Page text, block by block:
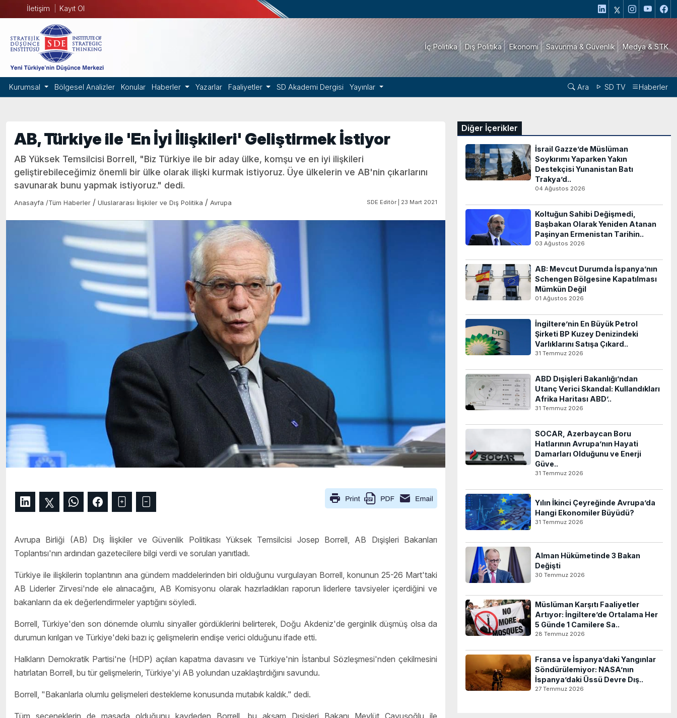
İletişim Kayıt Ol
İç Politika Dış Politika Ekonomi Savunma & Güvenlik Medya & STK
Kurumsal Bölgesel Analizler Konular Haberler Yazarlar Faaliyetler SD Akademi Dergisi Yayınlar Ara SD TV Haberler
AB, Türkiye ile 'En İyi İlişkileri' Geliştirmek İstiyor
AB Yüksek Temsilcisi Borrell, "Biz Türkiye ile bir aday ülke, komşu ve en iyi ilişkileri
geliştirebileceğimiz önemli bir ülke olarak ilişki kurmak istiyoruz. Üye ülkelerin ve AB'nin çıkarlarını
savunarak bunu yapmak istiyoruz." dedi.
Anasayfa /Tüm Haberler / Uluslararası İlişkiler ve Dış Politika / Avrupa SDE Editör | 23 Mart 2021
Avrupa Birliği (AB) Dış İlişkiler ve Güvenlik Politikası Yüksek Temsilcisi Josep Borrell, AB Dışişleri Bakanları
Toplantısı'nın ardından gazetecilere bilgi verdi ve soruları yanıtladı.
Türkiye ile ilişkilerin toplantının ana gündem maddelerinden biri olduğunu vurgulayan Borrell, konunun 25-26 Mart'taki
AB Liderler Zirvesi'nde ele alınacağını, AB Komisyonu olarak hazırladıkları raporun liderlere tavsiyeler içerdiğini ve
bakanların da ek değerlendirmeler yaptığını söyledi.
Borrell, Türkiye'den son dönemde olumlu sinyaller gördüklerini belirterek, Doğu Akdeniz'de gerginlik düşmüş olsa da
durumun kırılgan ve Türkiye'deki bazı iç gelişmelerin endişe verici olduğunu ifade etti.
Halkların Demokratik Partisi'ne (HDP) açılan kapatma davasını ve Türkiye'nin İstanbul Sözleşmesi'nden çekilmesini
hatırlatan Borrell, bu tür gelişmelerin, Türkiye'yi AB yolundan uzaklaştırdığını savundu.
Borrell, "Bakanlarla olumlu gelişmeleri destekleme konusunda mutabık kaldık." dedi.
Diğer İçerikler
İsrail Gazze’de Müslüman
Soykırımı Yaparken Yakın
Destekçisi Yunanistan Batı
Trakya’d..
04 Ağustos 2026
Koltuğun Sahibi Değişmedi,
Başbakan Olarak Yeniden Atanan
Paşinyan Ermenistan Tarihin..
03 Ağustos 2026
AB: Mevcut Durumda İspanya’nın
Schengen Bölgesine Kapatılması
Mümkün Değil
01 Ağustos 2026
İngiltere’nin En Büyük Petrol
Şirketi BP Kuzey Denizindeki
Varlıklarını Satışa Çıkard..
31 Temmuz 2026
ABD Dışişleri Bakanlığı’ndan
Utanç Verici Skandal: Kullandıkları
Afrika Haritası ABD’..
31 Temmuz 2026
SOCAR, Azerbaycan Boru
Hatlarının Avrupa’nın Hayati
Damarları Olduğunu ve Enerji
Güve..
31 Temmuz 2026
Yılın İkinci Çeyreğinde Avrupa’da
Hangi Ekonomiler Büyüdü?
31 Temmuz 2026
Alman Hükümetinde 3 Bakan
Değişti
30 Temmuz 2026
Müslüman Karşıtı Faaliyetler
Artıyor: İngiltere’de Ortalama Her
5 Günde 1 Camilere Sa..
28 Temmuz 2026
Fransa ve İspanya’daki Yangınlar
Söndürülemiyor: NASA’nın
İspanya’daki Üssü Devre Dış..
27 Temmuz 2026